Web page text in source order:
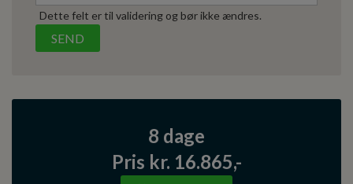
Dette felt er til validering og bør ikke ændres.
8 dage
Pris kr. 16.865,-